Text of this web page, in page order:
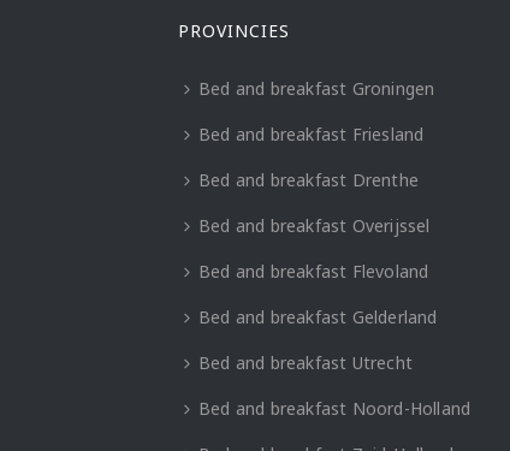
PROVINCIES
Bed and breakfast Groningen
Bed and breakfast Friesland
Bed and breakfast Drenthe
Bed and breakfast Overijssel
Bed and breakfast Flevoland
Bed and breakfast Gelderland
Bed and breakfast Utrecht
Bed and breakfast Noord-Holland